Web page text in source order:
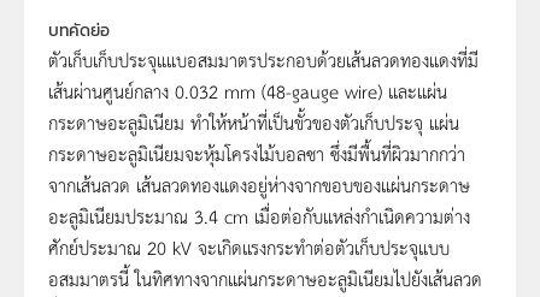
บทคัดย่อ
ตัวเก็บเก็บประจุแแบอสมมาตรประกอบด้วยเส้นลวดทองแดงที่มี
เส้นผ่านศูนย์กลาง 0.032 mm (48-gauge wire) และแผ่น
กระดาษอะลูมิเนียม ทำให้หน้าที่เป็นขั้วของตัวเก็บประจุ แผ่น
กระดาษอะลูมิเนียมจะหุ้มโครงไม้บอลซา ซึ่งมีพื้นที่ผิวมากกว่า
จากเส้นลวด เส้นลวดทองแดงอยู่ห่างจากขอบของแผ่นกระดาษ
อะลูมิเนียมประมาณ 3.4 cm เมื่อต่อกับแหล่งกำเนิดความต่าง
ศักย์ประมาณ 20 kV จะเกิดแรงกระทำต่อตัวเก็บประจุแบบ
อสมมาตรนี้ ในทิศทางจากแผ่นกระดาษอะลูมิเนียมไปยังเส้นลวด